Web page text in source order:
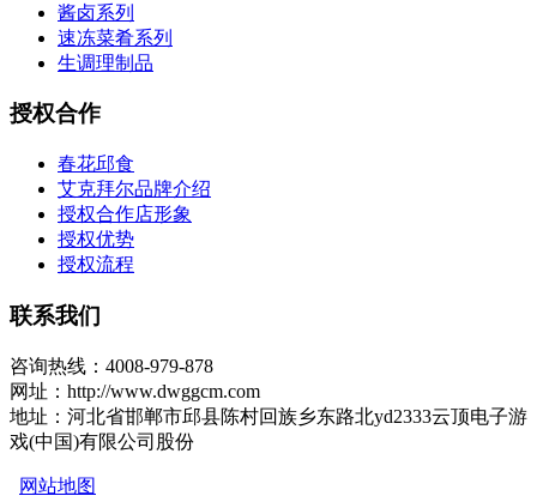
酱卤系列
速冻菜肴系列
生调理制品
授权合作
春花邱食
艾克拜尔品牌介绍
授权合作店形象
授权优势
授权流程
联系我们
咨询热线：4008-979-878
网址：http://www.dwggcm.com
地址：河北省邯郸市邱县陈村回族乡东路北yd2333云顶电子游
戏(中国)有限公司股份
网站地图